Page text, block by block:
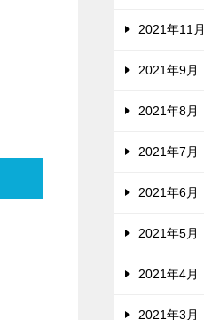
2021年11月
2021年9月
2021年8月
2021年7月
2021年6月
2021年5月
2021年4月
2021年3月